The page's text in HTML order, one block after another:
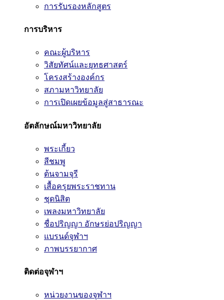
การรับรองหลักสูตร
การบริหาร
คณะผู้บริหาร
วิสัยทัศน์และยุทธศาสตร์
โครงสร้างองค์กร
สภามหาวิทยาลัย
การเปิดเผยข้อมูลสู่สาธารณะ
อัตลักษณ์มหาวิทยาลัย
พระเกี้ยว
สีชมพู
ต้นจามจุรี
เสื้อครุยพระราชทาน
ชุดนิสิต
เพลงมหาวิทยาลัย
ชื่อปริญญา อักษรย่อปริญญา
แบรนด์จุฬาฯ
ภาพบรรยากาศ
ติดต่อจุฬาฯ
หน่วยงานของจุฬาฯ